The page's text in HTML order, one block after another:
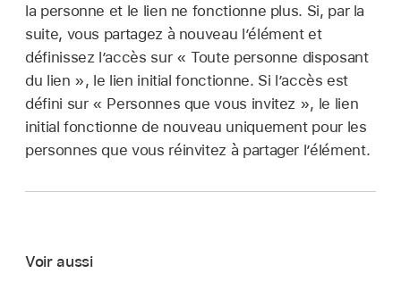
la personne et le lien ne fonctionne plus. Si, par la
suite, vous partagez à nouveau l’élément et
définissez l’accès sur « Toute personne disposant
du lien », le lien initial fonctionne. Si l’accès est
défini sur « Personnes que vous invitez », le lien
initial fonctionne de nouveau uniquement pour les
personnes que vous réinvitez à partager l’élément.
Voir aussi